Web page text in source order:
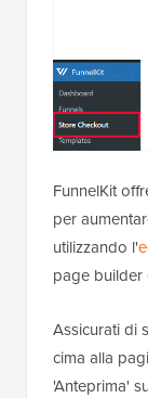
FunnelKit
per
utilizzando l'
page builder
Assicurati di
cima alla
'Anteprima'